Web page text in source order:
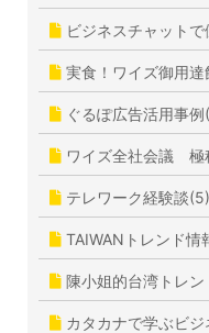
ビジネスチャット
実食！ワイズ御用
ぐるぽ広告活用事例
ワイズ全社会議 極
テレワーク経験談(5)
TAIWANトレンド情
陳小姐的台湾トレ
カタカナで学ぶビ